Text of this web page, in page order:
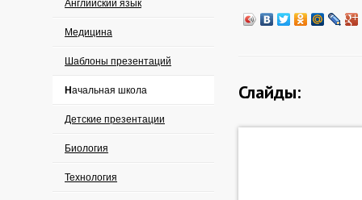
Английский язык
Медицина
Шаблоны презентаций
Начальная школа
Детские презентации
Биология
Технология
Слайды: